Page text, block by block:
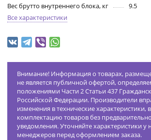
Вес брутто внутреннего блока, кг
9.5
Все характеристики
Внимание! Информация о товарах,
не является публичной офертой,
положениями Части 2 Статьи 437
Российской Федерации. Производители
изменения в технические характеристики,
комплектацию товаров без
уведомления. Уточняйте характеристики у
менеджеров перед оформлением заказа.